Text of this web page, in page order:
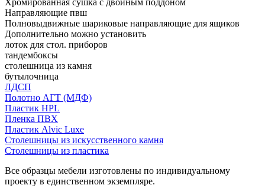
Направляющие пвш
Полновыдвижные шариковые направляющие для ящиков
Дополнительно можно установить
лоток для стол. приборов
тандембоксы
столешница из камня
бутылочница
ЛДСП
Полотно АГТ (МДФ)
Пластик HPL
Пленка ПВХ
Пластик Alvic Luxe
Столешницы из искусственного камня
Столешницы из пластика
Все образцы мебели изготовлены по индивидуальному
проекту в единственном экземпляре.